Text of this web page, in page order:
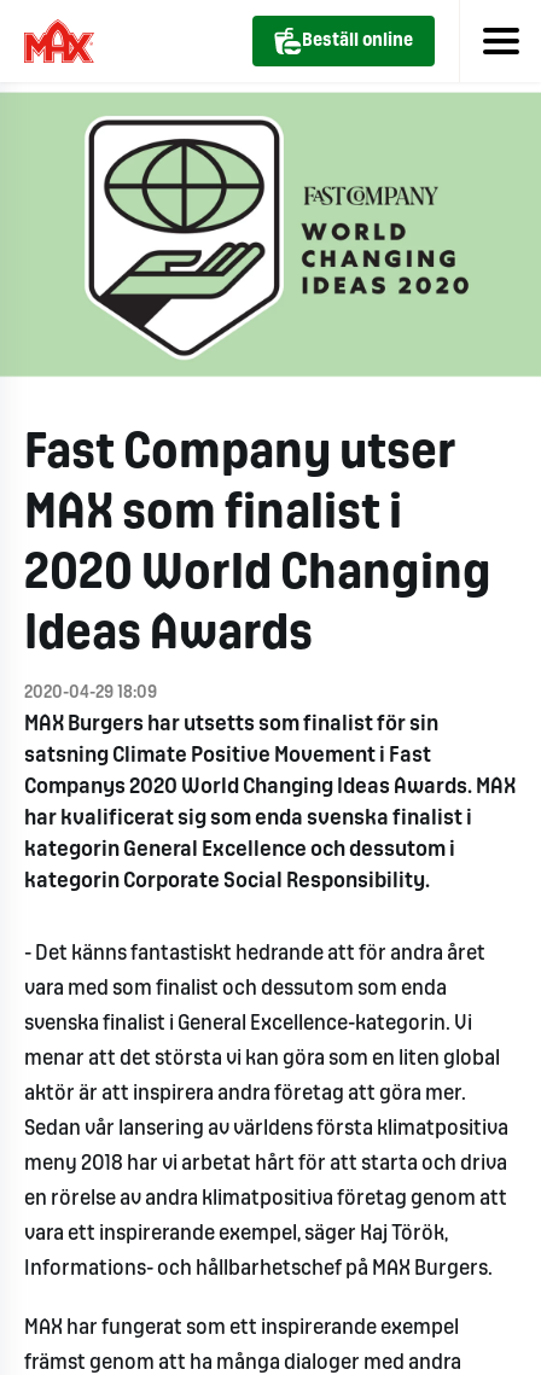
Beställ online
Fast Company utser
MAX som finalist i
2020 World Changing
Ideas Awards
2020-04-29 18:09
MAX Burgers har utsetts som finalist för sin
satsning Climate Positive Movement i Fast
Companys 2020 World Changing Ideas Awards. MAX
har kvalificerat sig som enda svenska finalist i
kategorin General Excellence och dessutom i
kategorin Corporate Social Responsibility.
- Det känns fantastiskt hedrande att för andra året
vara med som finalist och dessutom som enda
svenska finalist i General Excellence-kategorin. Vi
menar att det största vi kan göra som en liten global
aktör är att inspirera andra företag att göra mer.
Sedan vår lansering av världens första klimatpositiva
meny 2018 har vi arbetat hårt för att starta och driva
en rörelse av andra klimatpositiva företag genom att
vara ett inspirerande exempel, säger Kaj Török,
Informations- och hållbarhetschef på MAX Burgers.
MAX har fungerat som ett inspirerande exempel
främst genom att ha många dialoger med andra